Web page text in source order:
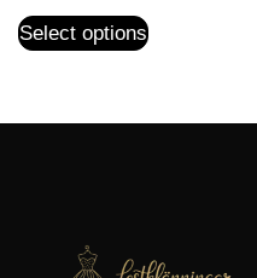
Select options